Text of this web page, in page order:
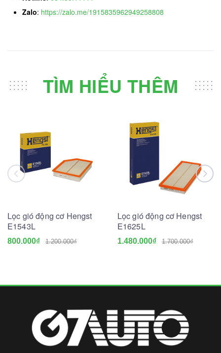
Zalo: https://zalo.me/1915835962949258808
TÌM HIỂU THÊM
Lọc gió động cơ Hengst
E1543L
800.000₫ 1.200.000₫
Lọc gió động cơ Hengst
E1625L
1.480.000₫ 1.700.000₫